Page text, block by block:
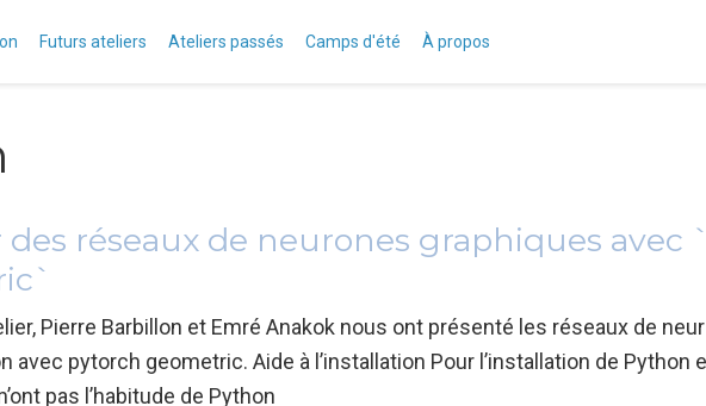
Futurs ateliers Ateliers passés Camps d'été À propos
des réseaux de neurones graphiques avec
Pierre Barbillon et Emré Anakok nous ont présenté les réseaux de
avec pytorch geometric. Aide à l’installation Pour l’installation de Python
pas l’habitude de Python